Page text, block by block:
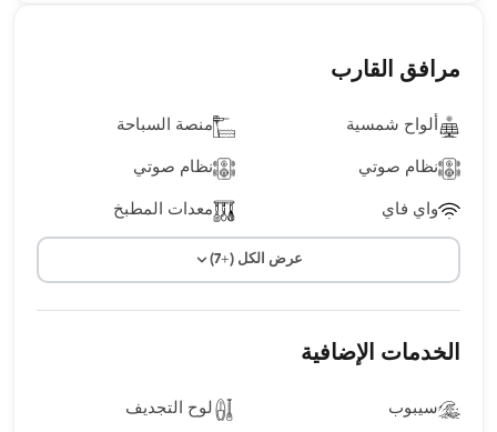
مرافق القارب
ألواح شمسية منصة السباحة
نظام صوتي نظام صوتي
واي فاي معدات المطبخ
عرض الكل (+7)
الخدمات الإضافية
سيبوب لوح التجديف